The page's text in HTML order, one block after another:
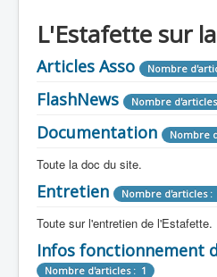
L'Estafette sur
Articles Asso Nombre
FlashNews Nombre
Documentation Nombre
Toute la doc du site.
Revue de Presse
Tous les articles que l'on a vu
Camping Car Nombre
Entretien Nombre d'articles :
Toute sur l'entretien de l'Estafette.
Mécanique Nombre
Infos fonctionnement
Nombre d'articles : 1